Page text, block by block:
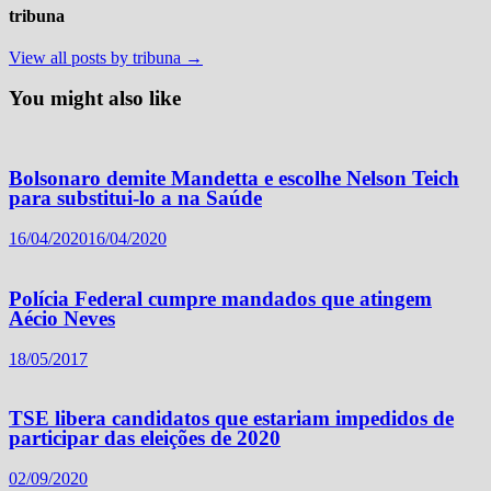
tribuna
View all posts by tribuna →
You might also like
Bolsonaro demite Mandetta e escolhe Nelson Teich
para substitui-lo a na Saúde
16/04/202016/04/2020
Polícia Federal cumpre mandados que atingem
Aécio Neves
18/05/2017
TSE libera candidatos que estariam impedidos de
participar das eleições de 2020
02/09/2020